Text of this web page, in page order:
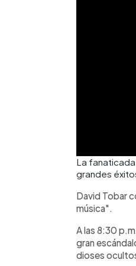
La
grandes
David Tobar
música".
A las 8:30
gran
dioses